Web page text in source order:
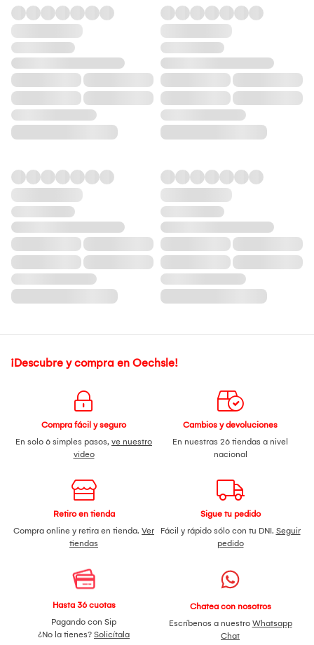
¡Descubre y compra en Oechsle!
Compra fácil y seguro
En solo 6 simples pasos, ve nuestro
video
Cambios y devoluciones
En nuestras 26 tiendas a nivel
nacional
Retiro en tienda
Compra online y retira en tienda. Ver
tiendas
Sigue tu pedido
Fácil y rápido sólo con tu DNI. Seguir
pedido
Hasta 36 cuotas
Pagando con Sip
¿No la tienes? Solicítala
Chatea con nosotros
Escríbenos a nuestro Whatsapp
Chat